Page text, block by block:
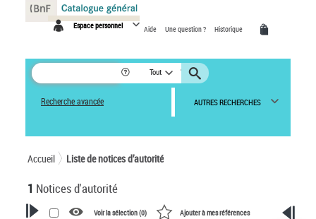
Espace personnel Aide Une question ? Historique
Tout
Recherche avancée AUTRES RECHERCHES
Accueil Liste de notices d’autorité
1 Notices d'autorité
Voir la sélection (0) Ajouter à mes références
Panneau de gestion des cookies